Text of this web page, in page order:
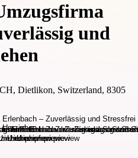
und
Dietlikon, Switzerland, 8305